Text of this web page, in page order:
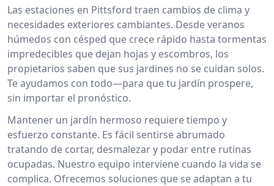
Las estaciones en Pittsford traen cambios de clima y
necesidades exteriores cambiantes. Desde veranos
húmedos con césped que crece rápido hasta tormentas
impredecibles que dejan hojas y escombros, los
propietarios saben que sus jardines no se cuidan solos.
Te ayudamos con todo—para que tu jardín prospere,
sin importar el pronóstico.
Mantener un jardín hermoso requiere tiempo y
esfuerzo constante. Es fácil sentirse abrumado
tratando de cortar, desmalezar y podar entre rutinas
ocupadas. Nuestro equipo interviene cuando la vida se
complica. Ofrecemos soluciones que se adaptan a tu